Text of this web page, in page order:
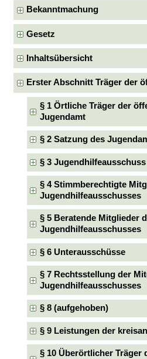
Bekanntmachung
Gesetz
Inhaltsübersicht
Erster Abschnitt Träger der
§ 1 Örtliche Träger der
Jugendamt
§ 2 Satzung des
§ 3 Jugendhilfeausschuss
§ 4 Stimmberechtigte
Jugendhilfeausschusses
§ 5 Beratende Mitglieder
Jugendhilfeausschusses
§ 6 Unterausschüsse
§ 7 Rechtsstellung der
Jugendhilfeausschusses
§ 8 (aufgehoben)
§ 9 Leistungen der
§ 10 Überörtlicher Träger